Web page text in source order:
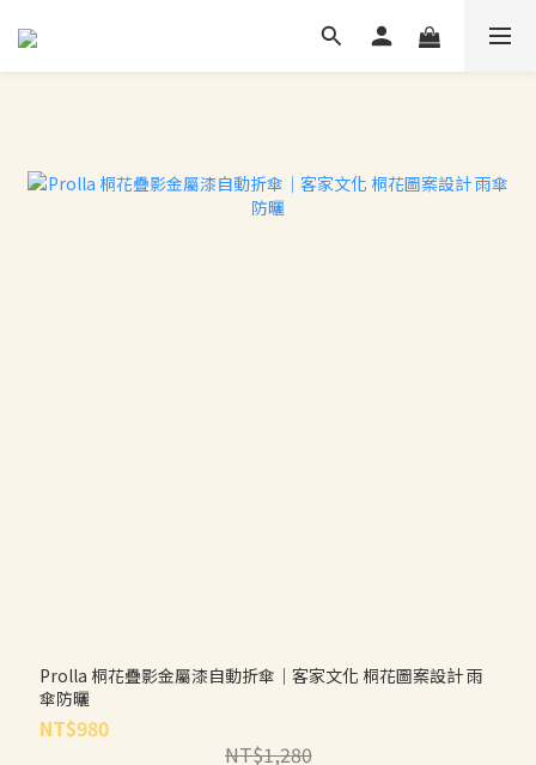
Prolla 桐花疊影金屬漆自動折傘｜客家文化 桐花圖案設計 雨
傘防曬
NT$980
NT$1,280